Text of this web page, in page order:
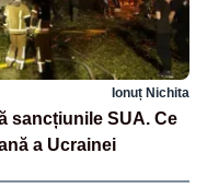
Ionuț Nichita
sancțiunile SUA. Ce
a Ucrainei